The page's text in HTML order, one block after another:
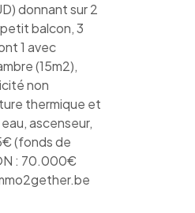
donnant sur 2
balcon, 3
1 avec
(15m2),
non
thermique et
ascenseur,
(fonds de
: 70.000€